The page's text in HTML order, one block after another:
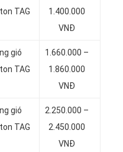
TAG
1.400.000
VNĐ
gió
TAG
1.660.000 –
1.860.000
VNĐ
gió
TAG
2.250.000 –
2.450.000
VNĐ